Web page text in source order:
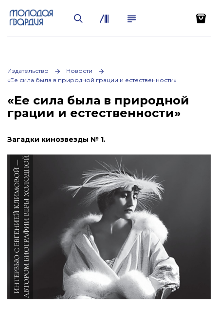
Издательство
Новости
«Ее сила была в природной грации и естественности»
«Ее сила была в природной
грации и естественности»
Загадки кинозвезды № 1.